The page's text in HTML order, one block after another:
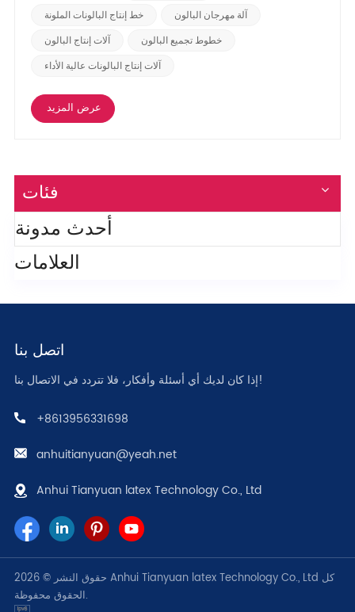
استخدام البالونات لتزيين الأماكن ف... خط إنتاج البالونات الملونة آلة مهرجان البالون
آلات إنتاج البالون خطوط تجميع البالون
آلات إنتاج البالونات عالية الأداء
عرض المزيد
فئات
أحدث مدونة
العلامات
اتصل بنا
إذا كان لديك أي أسئلة وأفكار، فلا تتردد في الاتصال بنا!
+8613956331698
anhuitianyuan@yeah.net
Anhui Tianyuan latex Technology Co., Ltd
حقوق النشر © 2026 Anhui Tianyuan latex Technology Co., Ltd كل
الحقوق محفوظة.